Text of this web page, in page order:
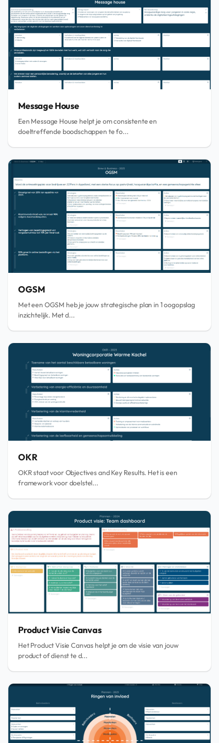
Message House
Een Message House helpt je om consistente en
doeltreffende boodschappen te fo...
OGSM
Met een OGSM heb je jouw strategische plan in 1 oogopslag
inzichtelijk. Met d...
OKR
OKR staat voor Objectives and Key Results. Het is een
framework voor doelstel...
Product Visie Canvas
Het Product Visie Canvas helpt je om de visie van jouw
product of dienst te d...